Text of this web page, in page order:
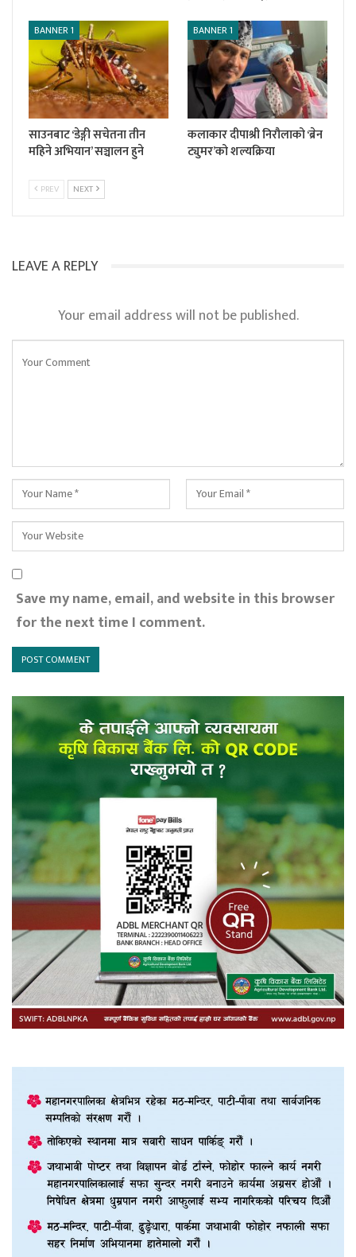
BANNER 1
साउनबाट ‘डेङ्गी सचेतना तीन
महिने अभियान’ सञ्चालन हुने
BANNER 1
कलाकार दीपाश्री निरौलाको ‘ब्रेन
ट्युमर’को शल्यक्रिया
PREV NEXT
LEAVE A REPLY
Your email address will not be published.
Save my name, email, and website in this browser
for the next time I comment.